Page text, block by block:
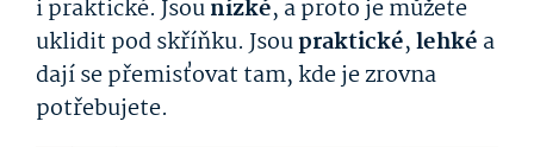
i praktické. Jsounízké, a proto je můžete
uklidit pod skříňku. Jsoupraktické,lehké a
dají se přemisťovat tam, kde je zrovna
potřebujete.